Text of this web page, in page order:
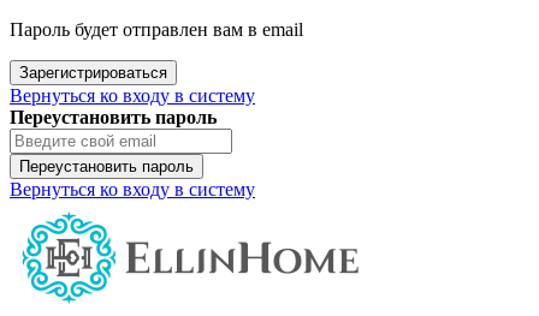
Пароль будет отправлен вам в email
Зарегистрироваться
Вернуться ко входу в систему
Переустановить пароль
Переустановить пароль
Вернуться ко входу в систему